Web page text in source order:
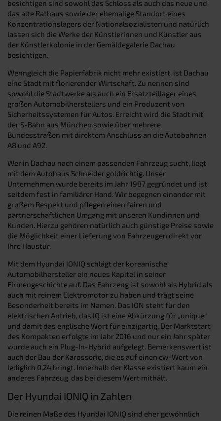
besichtigen sind sowohl das Schloss als auch das neue und
das alte Rathaus sowie der ehemalige Standort eines
Konzentrationslagers der Nationalsozialisten und natürlich
lassen sich die Werke der Künstlerinnen und Künstler aus
der Künstlerkolonie in der Gemäldegalerie Dachau
besichtigen.
Wenngleich die Papierfabrik nicht mehr existiert, ist Dachau
eine Stadt mit florierender Wirtschaft. Zu nennen sind
sowohl die Stadtwerke als auch ein Ersatzteillager eines
großen Automobilherstellers und ein Produzent von
Sicherheitssystemen für Autos. Erreicht wird die Stadt mit
der S-Bahn aus München sowie über mehrere
Bundesstraßen mit direktem Anschluss an die Autobahnen
A8 und A92.
Wer in Dachau nach einem passenden Fahrzeug sucht, liegt
mit dem Autohaus Schneider goldrichtig. Unser
Unternehmen wurde bereits im Jahr 1987 gegründet und ist
seitdem fest in familiärer Hand. Wir begegnen einander mit
großem Respekt und pflegen einen fairen und
partnerschaftlichen Umgang mit unseren Kundinnen und
Kunden. Hierzu gehören natürlich auch günstige Preise sowie
die Möglichkeit einer Lieferung von Fahrzeugen direkt vor
Ihre Haustür.
Mit dem Hyundai IONIQ schlägt der koreanische
Automobilhersteller ein neues Kapitel in seiner
Firmengeschichte auf. Das Fahrzeug ist sowohl als Hybrid als
auch mit reinem Elektromotor zu haben und trägt seine
Besonderheit bereits im Namen. Das ION steht für den
elektrischen Antrieb, das IQ ist eine Abkürzung für „unique“
und damit das englische Wort für einzigartig. Der Marktstart
des Kompakten erfolgte im Jahr 2016 und nur ein Jahr später
wurde auch ein Plug-In-Hybrid aufgelegt. Bemerkenswert ist
auch der Bau der Karosserie, die es auf einen cw-Wert von
lediglich 0,24 bringt. Innerhalb der Klasse existiert kaum ein
anderes Fahrzeug, das bei diesem Wert mithält.
Der Hyundai IONIQ in Zahlen
Die reinen Maße des Hyundai IONIQ sind eher gewöhnlich